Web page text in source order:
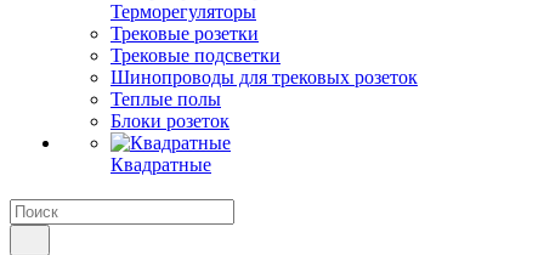
Терморегуляторы
Трековые розетки
Трековые подсветки
Шинопроводы для трековых розеток
Теплые полы
Блоки розеток
Квадратные